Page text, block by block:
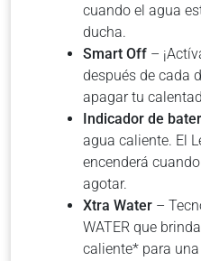
cuando el agua
ducha.
Smart Off –
después de cada
apagar tu
Indicador de
agua caliente. El
encenderá
agotar.
Xtra Water –
WATER que
caliente* para